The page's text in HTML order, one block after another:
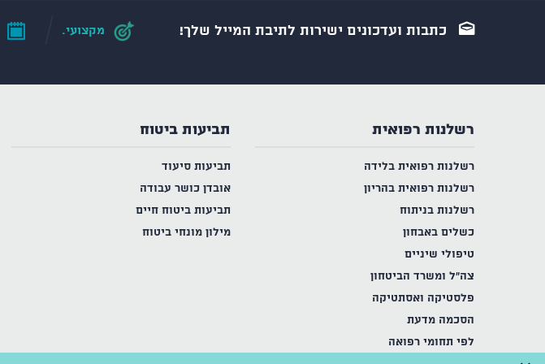
כתבות ועדכונים ישירות לתיבת המייל שלך! מקצועי.
רשלנות רפואית
רשלנות רפואית בלידה
רשלנות רפואית בהריון
רשלנות בניתוח
כשלים באבחון
טיפולי שיניים
צה"ל ומשרד הביטחון
פלסטיקה ואסתטיקה
הסכמה מדעת
לפי תחומי רפואה
תביעות ביטוח
תביעות סיעוד
אובדן כושר עבודה
תביעות ביטוח חיים
מילון מונחי ביטוח